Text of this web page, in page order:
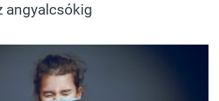
angyalcsókig